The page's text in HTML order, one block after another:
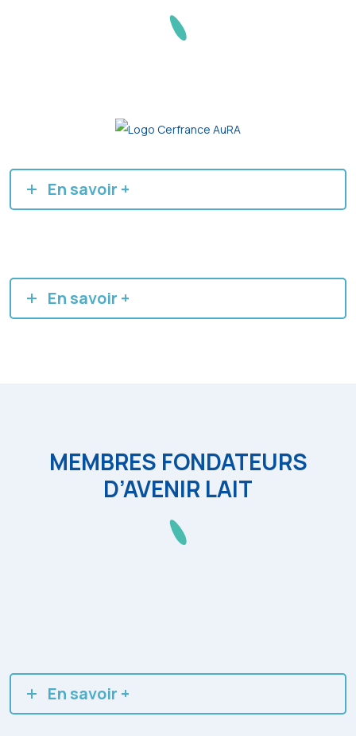
En savoir +
En savoir +
MEMBRES FONDATEURS
D’AVENIR LAIT
En savoir +